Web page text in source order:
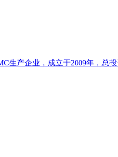
生产企业，成立于2009年，总